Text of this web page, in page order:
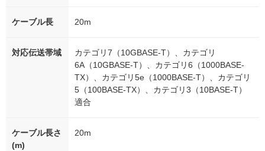
ケーブル長 20m
対応伝送帯域
カテゴリ7（10GBASE-T）、カテゴリ
6A（10GBASE-T）、カテゴリ6（1000BASE-
TX）、カテゴリ5e（1000BASE-T）、カテゴリ
5（100BASE-TX）、カテゴリ3（10BASE-T）
適合
ケーブル長さ
(m)
20m